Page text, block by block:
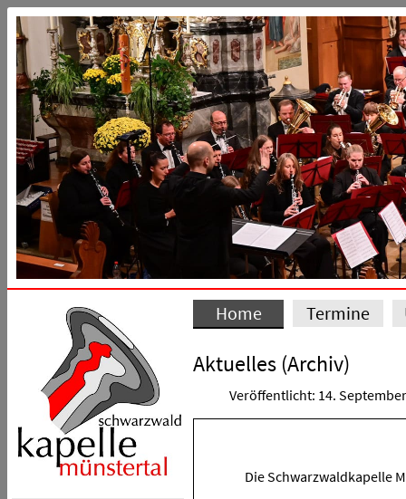
Home Termine
Aktuelles (Archiv)
Veröffentlicht: 14.
Die Schwarzwaldkapelle